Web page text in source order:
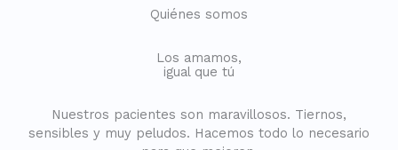
Quiénes somos
Los amamos,
igual que tú
Nuestros pacientes son maravillosos. Tiernos,
sensibles y muy peludos. Hacemos todo lo necesario